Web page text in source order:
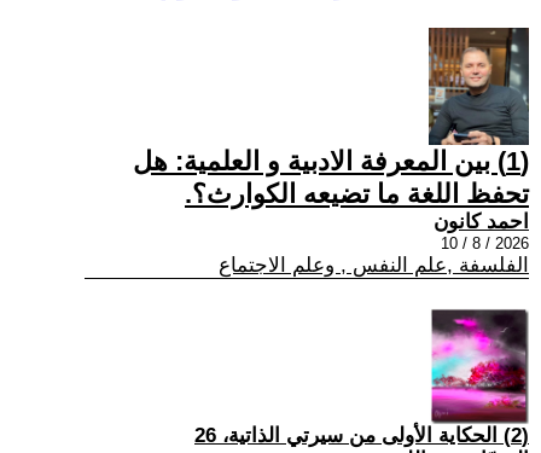
(1) بين المعرفة الادبية و العلمية: هل
تحفظ اللغة ما تضيعه الكوارث؟.
احمد كانون
2026 / 8 / 10
الفلسفة ,علم النفس , وعلم الاجتماع
(2) الحكاية الأولى من سيرتي الذاتية، 26